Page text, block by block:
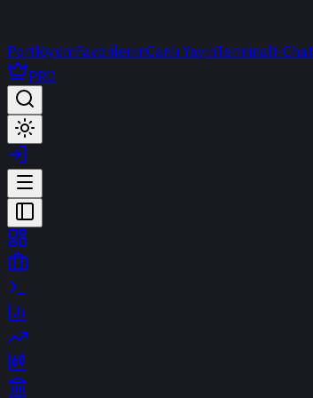
PortföyümFavorilerimCanlı YayınTerminalt-Chat
PRO